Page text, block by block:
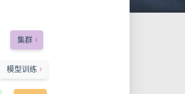
集群 3
模型训练 2